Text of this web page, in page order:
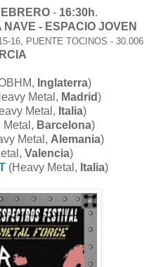
- 16:30h.
- ESPACIO JOVEN
16, PUENTE TOCINOS - 30.006
Inglaterra)
Metal, Madrid)
Metal, Italia)
Metal, Barcelona)
Metal, Alemania)
Valencia)
(Heavy Metal, Italia)